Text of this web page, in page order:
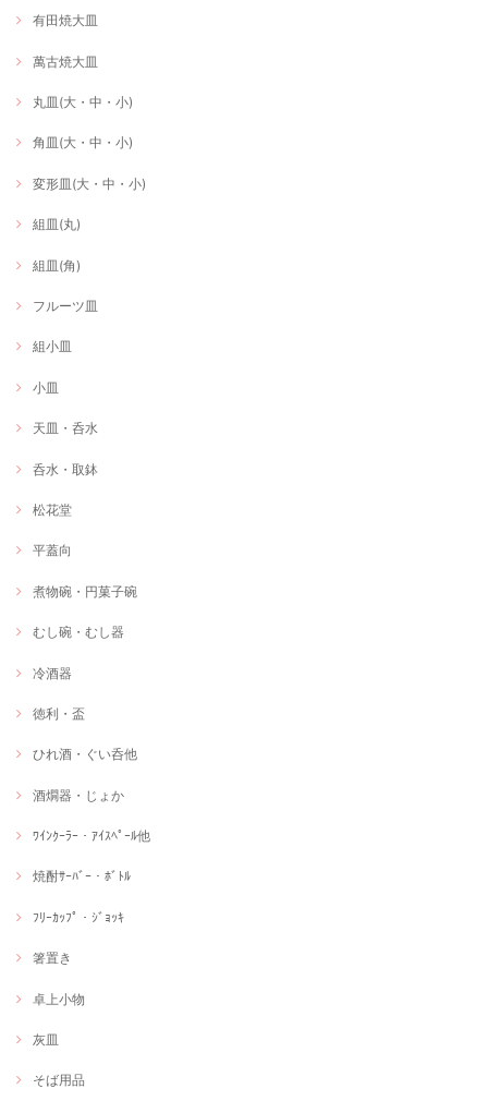
有田焼大皿
萬古焼大皿
丸皿(大・中・小)
角皿(大・中・小)
変形皿(大・中・小)
組皿(丸)
組皿(角)
フルーツ皿
組小皿
小皿
天皿・呑水
呑水・取鉢
松花堂
平蓋向
煮物碗・円菓子碗
むし碗・むし器
冷酒器
徳利・盃
ひれ酒・ぐい呑他
酒燗器・じょか
ﾜｲﾝｸｰﾗｰ・ｱｲｽﾍﾟｰﾙ他
焼酎ｻｰﾊﾞｰ・ﾎﾞﾄﾙ
ﾌﾘｰｶｯﾌﾟ・ｼﾞｮｯｷ
箸置き
卓上小物
灰皿
そば用品